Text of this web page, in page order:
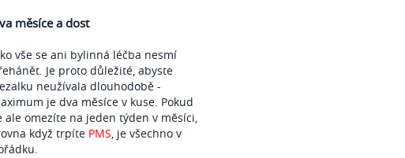
měsíce a dost
vše se ani bylinná léčba nesmí
Je proto důležité, abyste
neužívala dlouhodobě -
je dva měsíce v kuse. Pokud
ale omezíte na jeden týden v měsíci,
když trpíte PMS, je všechno v